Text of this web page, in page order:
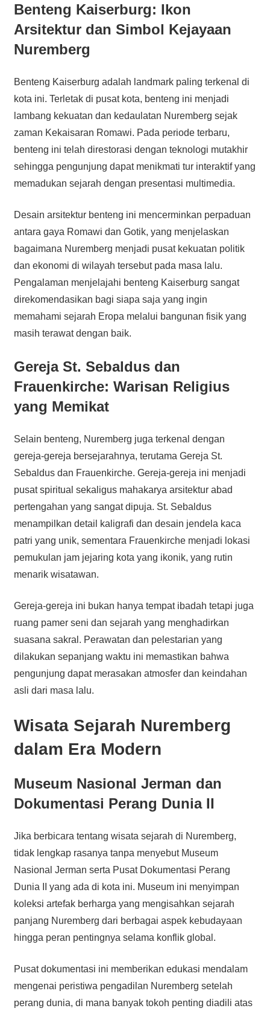
Benteng Kaiserburg: Ikon
Arsitektur dan Simbol Kejayaan
Nuremberg
Benteng Kaiserburg adalah landmark paling terkenal di
kota ini. Terletak di pusat kota, benteng ini menjadi
lambang kekuatan dan kedaulatan Nuremberg sejak
zaman Kekaisaran Romawi. Pada periode terbaru,
benteng ini telah direstorasi dengan teknologi mutakhir
sehingga pengunjung dapat menikmati tur interaktif yang
memadukan sejarah dengan presentasi multimedia.
Desain arsitektur benteng ini mencerminkan perpaduan
antara gaya Romawi dan Gotik, yang menjelaskan
bagaimana Nuremberg menjadi pusat kekuatan politik
dan ekonomi di wilayah tersebut pada masa lalu.
Pengalaman menjelajahi benteng Kaiserburg sangat
direkomendasikan bagi siapa saja yang ingin
memahami sejarah Eropa melalui bangunan fisik yang
masih terawat dengan baik.
Gereja St. Sebaldus dan
Frauenkirche: Warisan Religius
yang Memikat
Selain benteng, Nuremberg juga terkenal dengan
gereja-gereja bersejarahnya, terutama Gereja St.
Sebaldus dan Frauenkirche. Gereja-gereja ini menjadi
pusat spiritual sekaligus mahakarya arsitektur abad
pertengahan yang sangat dipuja. St. Sebaldus
menampilkan detail kaligrafi dan desain jendela kaca
patri yang unik, sementara Frauenkirche menjadi lokasi
pemukulan jam jejaring kota yang ikonik, yang rutin
menarik wisatawan.
Gereja-gereja ini bukan hanya tempat ibadah tetapi juga
ruang pamer seni dan sejarah yang menghadirkan
suasana sakral. Perawatan dan pelestarian yang
dilakukan sepanjang waktu ini memastikan bahwa
pengunjung dapat merasakan atmosfer dan keindahan
asli dari masa lalu.
Wisata Sejarah Nuremberg
dalam Era Modern
Museum Nasional Jerman dan
Dokumentasi Perang Dunia II
Jika berbicara tentang wisata sejarah di Nuremberg,
tidak lengkap rasanya tanpa menyebut Museum
Nasional Jerman serta Pusat Dokumentasi Perang
Dunia II yang ada di kota ini. Museum ini menyimpan
koleksi artefak berharga yang mengisahkan sejarah
panjang Nuremberg dari berbagai aspek kebudayaan
hingga peran pentingnya selama konflik global.
Pusat dokumentasi ini memberikan edukasi mendalam
mengenai peristiwa pengadilan Nuremberg setelah
perang dunia, di mana banyak tokoh penting diadili atas